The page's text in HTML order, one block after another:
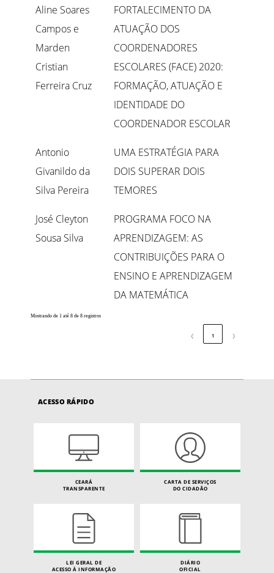
Aline Soares
Campos e
Marden
Cristian
Ferreira Cruz
FORTALECIMENTO DA
ATUAÇÃO DOS
COORDENADORES
ESCOLARES (FACE) 2020:
FORMAÇÃO, ATUAÇÃO E
IDENTIDADE DO
COORDENADOR ESCOLAR
Antonio
Givanildo da
Silva Pereira
UMA ESTRATÉGIA PARA
DOIS SUPERAR DOIS
TEMORES
José Cleyton
Sousa Silva
PROGRAMA FOCO NA
APRENDIZAGEM: AS
CONTRIBUIÇÕES PARA O
ENSINO E APRENDIZAGEM
DA MATEMÁTICA
Mostrando de 1 até 8 de 8 registros
❮ 1 ❯
ACESSO RÁPIDO
CEARÁ
TRANSPARENTE
CARTA DE SERVIÇOS
DO CIDADÃO
LEI GERAL DE
ACESSO À INFORMAÇÃO
DIÁRIO
OFICIAL